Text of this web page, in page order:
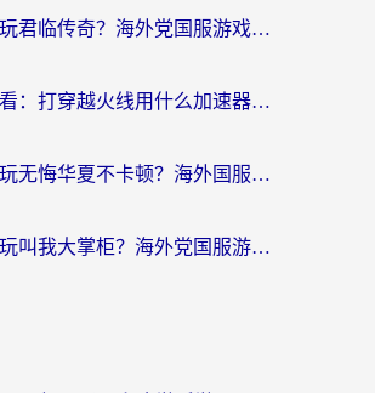
日本怎么玩君临传奇？海外党国服游戏加速避坑指南（附菲律宾欧洲玩家实测）
海外党必看：打穿越火线用什么加速器？解决延迟卡顿，还能玩奇妙拼图世界和第五人格
波兰怎么玩无悔华夏不卡顿？海外国服游戏加速器终极指南（附征途2萤火突击解决方案）
英国怎么玩叫我大掌柜？海外党国服游戏加速避坑指南（附实测推荐）